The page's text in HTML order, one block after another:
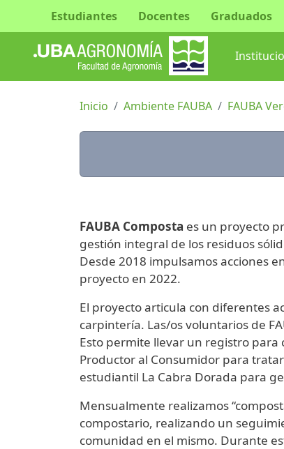
Estudiantes Docentes Graduados
Inicio Ambiente FAUBA FAUBA
FAUBA Composta es un proyecto
gestión integral de los residuos
Desde 2018 impulsamos acciones
proyecto en 2022.
El proyecto articula con diferentes
carpintería. Las/os voluntarios de
Esto permite llevar un registro para
Productor al Consumidor para
estudiantil La Cabra Dorada para
Mensualmente realizamos
compostario, realizando un
comunidad en el mismo. Durante